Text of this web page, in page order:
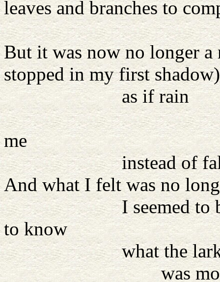
leaves and branches to
came
But it was now no longer a
stopped in my first
as if rain
rose from
me
instead of
And what I felt was no
I seemed to be
to know
what the lark
was mounting